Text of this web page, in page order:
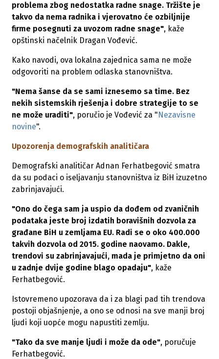
problema zbog nedostatka radne snage. Tržište je
takvo da nema radnika i vjerovatno će ozbiljnije
firme posegnuti za uvozom radne snage", kaže
opštinski načelnik Dragan Vođević.
Kako navodi, ova lokalna zajednica sama ne može
odgovoriti na problem odlaska stanovništva.
"Nema šanse da se sami iznesemo sa time. Bez
nekih sistemskih rješenja i dobre strategije to se
ne može uraditi", poručio je Vođević za "Nezavisne
novine".
Upozorenja demografskih analitičara
Demografski analitičar Adnan Ferhatbegović smatra
da su podaci o iseljavanju stanovništva iz BiH izuzetno
zabrinjavajući.
"Ono do čega sam ja uspio da dođem od zvaničnih
podataka jeste broj izdatih boravišnih dozvola za
građane BiH u zemljama EU. Radi se o oko 400.000
takvih dozvola od 2015. godine naovamo. Dakle,
trendovi su zabrinjavajući, mada je primjetno da oni
u zadnje dvije godine blago opadaju", kaže
Ferhatbegović.
Istovremeno upozorava da i za blagi pad tih trendova
postoji objašnjenje, a ono se odnosi na sve manji broj
ljudi koji uopće mogu napustiti zemlju.
"Tako da sve manje ljudi i može da ode", poručuje
Ferhatbegović.